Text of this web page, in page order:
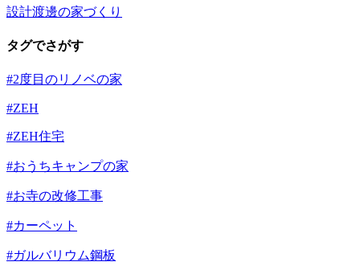
設計渡邊の家づくり
タグでさがす
#2度目のリノベの家
#ZEH
#ZEH住宅
#おうちキャンプの家
#お寺の改修工事
#カーペット
#ガルバリウム鋼板